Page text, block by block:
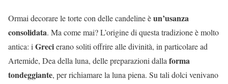
Ormai decorare le torte con delle candeline èun’usanza
consolidata. Ma come mai? L’origine di questa tradizione è molto
antica: i Grecierano soliti offrire alle divinità, in particolare ad
Artemide, Dea della luna, delle preparazioni dalla forma
tondeggiante, per richiamare la luna piena. Su tali dolci venivano